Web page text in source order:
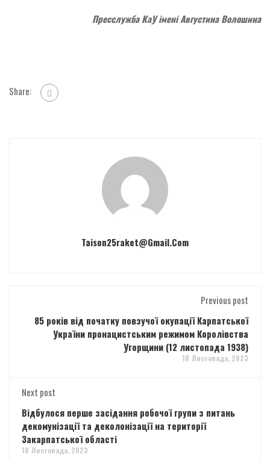
Пресслужба КаУ імені Августина Волошина
Share:
Taison25raket@gmail.com
Previous post
85 років від початку повзучої окупації Карпатської
України пронацистським режимом Королівства
Угорщини (12 листопада 1938)
18 Листопада, 2023
Next post
Відбулося перше засідання робочої групи з питань
декомунізації та деколонізації на території
Закарпатської області
18 Листопада, 2023